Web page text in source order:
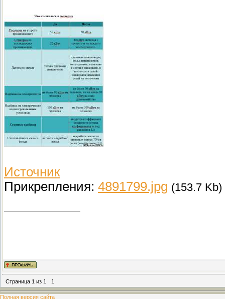
Источник
Прикрепления: 4891799.jpg (153.7 Kb)
Страница 1 из 1 1
Полная версия сайта